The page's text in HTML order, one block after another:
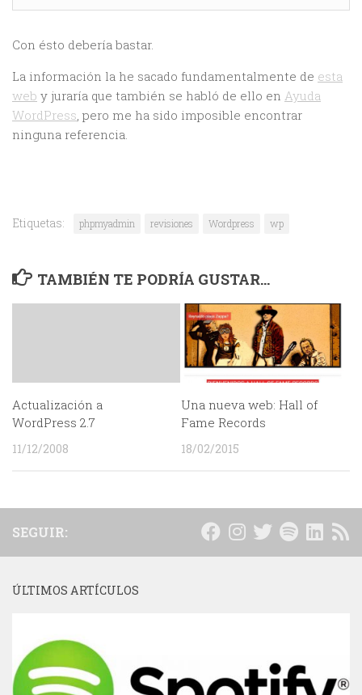
Con ésto debería bastar.
La información la he sacado fundamentalmente de esta
web y juraría que también se habló de ello en Ayuda
WordPress, pero me ha sido imposible encontrar
ninguna referencia.
Etiquetas: phpmyadmin revisiones Wordpress wp
TAMBIÉN TE PODRÍA GUSTAR...
Actualización a
WordPress 2.7
11/12/2008
Una nueva web: Hall of
Fame Records
18/02/2015
SEGUIR:
ÚLTIMOS ARTÍCULOS